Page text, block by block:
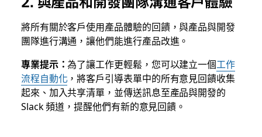
將所有關於客戶使用產品體驗的回饋，與產品與開發
團隊進行溝通，讓他們能進行產品改進。
專業提示：為了讓工作更輕鬆，您可以建立一個工作
流程自動化 ，將客戶引導表單中的所有意見回饋收集
起來、加入共享清單，並傳送訊息至產品與開發的
Slack 頻道，提醒他們有新的意見回饋。